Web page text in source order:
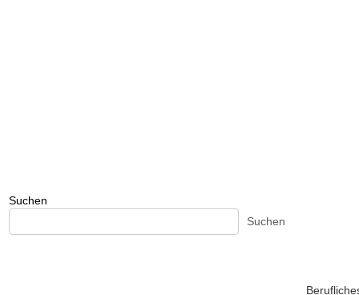
Suchen
Suchen